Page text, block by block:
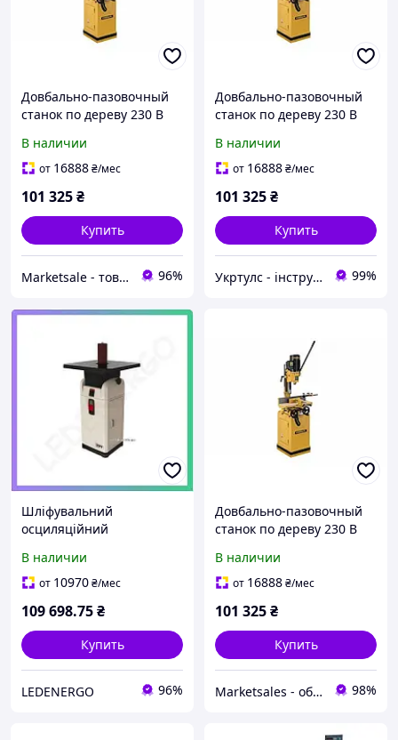
Довбально-пазовочный
станок по дереву 230 В
POWERMATIC 719T
В наличии
от 16888₴/мес
101 325₴
Купить
Marketsale - товари зі знижкою 96%
Довбально-пазовочный
станок по дереву 230 В
POWERMATIC 719T
В наличии
от 16888₴/мес
101 325₴
Купить
Укртулс - інструменти та обладнання 99%
Шліфувальний
осциляційний
JOSS-S 230В 1,2кВт для
обробки деревини 6-100
В наличии
от 10970₴/мес
109 698.75₴
Купить
LEDENERGO 96%
Довбально-пазовочный
станок по дереву 230 В
POWERMATIC 719T
В наличии
от 16888₴/мес
101 325₴
Купить
Marketsales - обладнання та інструменти 98%